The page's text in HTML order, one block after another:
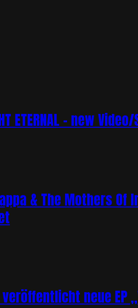
ETERNAL – new
& The Mothers
neue EP